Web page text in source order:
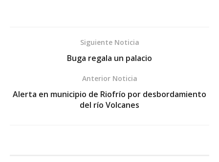
Siguiente Noticia
Buga regala un palacio
Anterior Noticia
Alerta en municipio de Riofrío por desbordamiento
del río Volcanes